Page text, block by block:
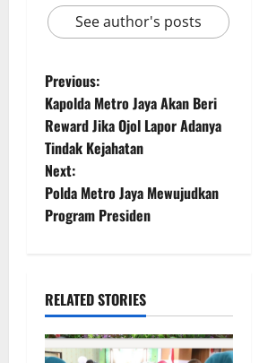
See author's posts
Previous:
Kapolda Metro Jaya Akan Beri
Reward Jika Ojol Lapor Adanya
Tindak Kejahatan
Next:
Polda Metro Jaya Mewujudkan
Program Presiden
RELATED STORIES